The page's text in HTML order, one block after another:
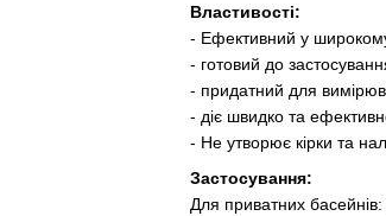
Властивості:
- Ефективний у
- готовий до
- придатний для
- діє швидко та
- Не утворює кірки та
Застосування:
Для приватних